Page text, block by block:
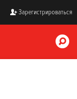
Зарегистрироваться